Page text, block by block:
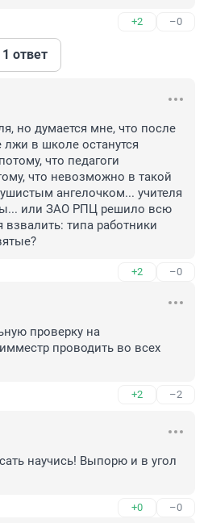
+2 –0
ответ
но думается мне, что после
лжи в школе останутся
что педагоги
что невозможно в такой
ангелочком... учителя
или ЗАО РПЦ решило всю
взвалить: типа работники
+2 –0
проверку на
проводить во всех
+2 –2
научись! Выпорю и в угол
+0 –0